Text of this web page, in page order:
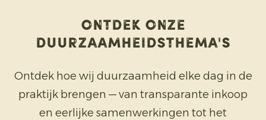
Ontdek onze
duurzaamheidsthema's
Ontdek hoe wij duurzaamheid elke dag in de
praktijk brengen — van transparante inkoop
en eerlijke samenwerkingen tot het